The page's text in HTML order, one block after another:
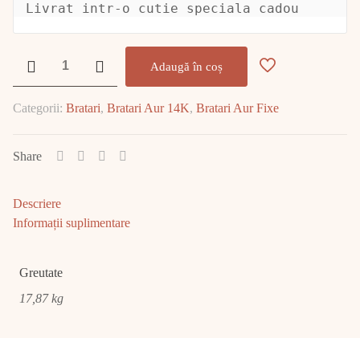
Livrat intr-o cutie speciala cadou
Bratara
14K
E1963
Adaugă în coș
Categorii: Bratari, Bratari Aur 14K, Bratari Aur Fixe
Share
Descriere
Informații suplimentare
Greutate
17,87 kg